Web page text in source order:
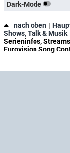
Dark-Mode
nach oben
Shows, Talk & Musik
Serieninfos,
Eurovision Song